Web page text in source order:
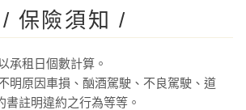
/ 保險須知 /
承租日個數計算。
明原因車損、酗酒駕駛、不良駕駛、道
書註明違約之行為等等。